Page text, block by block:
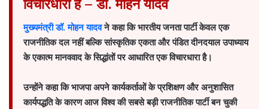
मुख्यमंत्री डॉ. मोहन यादवने कहा कि भारतीय जनता पार्टी केवल एक
राजनीतिक दल नहीं बल्कि सांस्कृतिक एकता और पंडित दीनदयाल उपाध्याय
के एकात्म मानववाद के सिद्धांतों पर आधारित एक विचारधारा है।
उन्होंने कहा कि भाजपा अपने कार्यकर्ताओं के प्रशिक्षण और अनुशासित
कार्यपद्धति के कारण आज विश्व की सबसे बड़ी राजनीतिक पार्टी बन चुकी